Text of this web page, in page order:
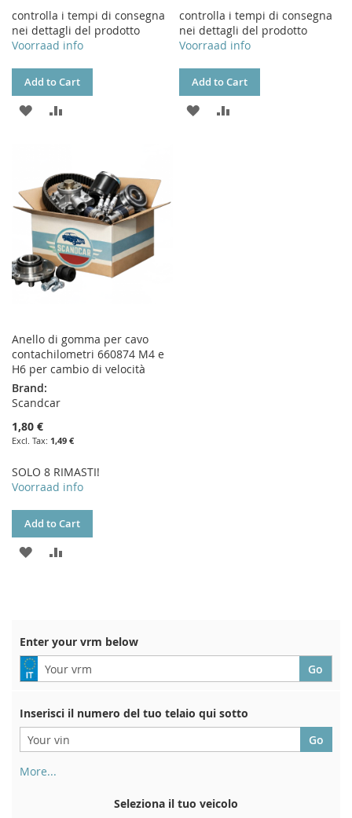
controlla i tempi di consegna
nei dettagli del prodotto
Voorraad info
Add to Cart
ADD
LIST
controlla i tempi di consegna
nei dettagli del prodotto
Voorraad info
Add to Cart
ADD
Anello di gomma per cavo
contachilometri 660874 M4 e
H6 per cambio di velocità
Brand:
Scandcar
1,80 €
1,49 €
SOLO 8 RIMASTI!
Voorraad info
Add to Cart
ADD
Enter your vrm below
Inserisci il numero del tuo telaio qui sotto
More...
immatricolazione. E anche in macchina
Seleziona il tuo veicolo